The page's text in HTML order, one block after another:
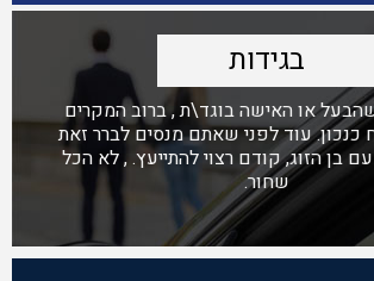
בגידות
או האישה בוגד\ת , ברוב המקרים
עוד לפני שאתם מנסים לברר זאת
בן הזוג, קודם רצוי להתייעץ. , לא הכל
שחור.